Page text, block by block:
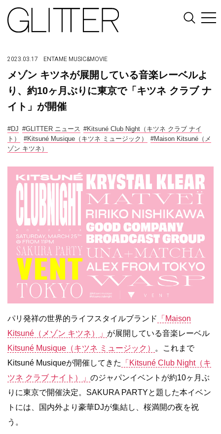
2023.03.17 ENTAME MUSIC&MOVIE
メゾン キツネが展開している音楽レーベルよ
り、約10ヶ月ぶりに東京で「キツネ クラブ ナ
イト」が開催
#DJ #GLITTER ニュース #Kitsuné Club Night（キツネ クラブ ナイ
ト）
#Kitsuné Musique（キツネ ミュージック）
#Maison Kitsuné（メ
ゾン キツネ）
パリ発祥の世界的ライフスタイルブランド
「Maison
Kitsuné（メゾン キツネ）」 が展開している音楽レーベル
Kitsuné Musique（キツネ ミュージック）
。これまで
Kitsuné Musiqueが開催してきた
「Kitsuné Club Night（キ
ツネ クラブ ナイト）」 のジャパンイベントが約10ヶ月ぶ
りに東京で開催決定。SAKURA PARTYと題した本イベン
トには、国内外より豪華DJが集結し、桜満開の夜を祝
う。